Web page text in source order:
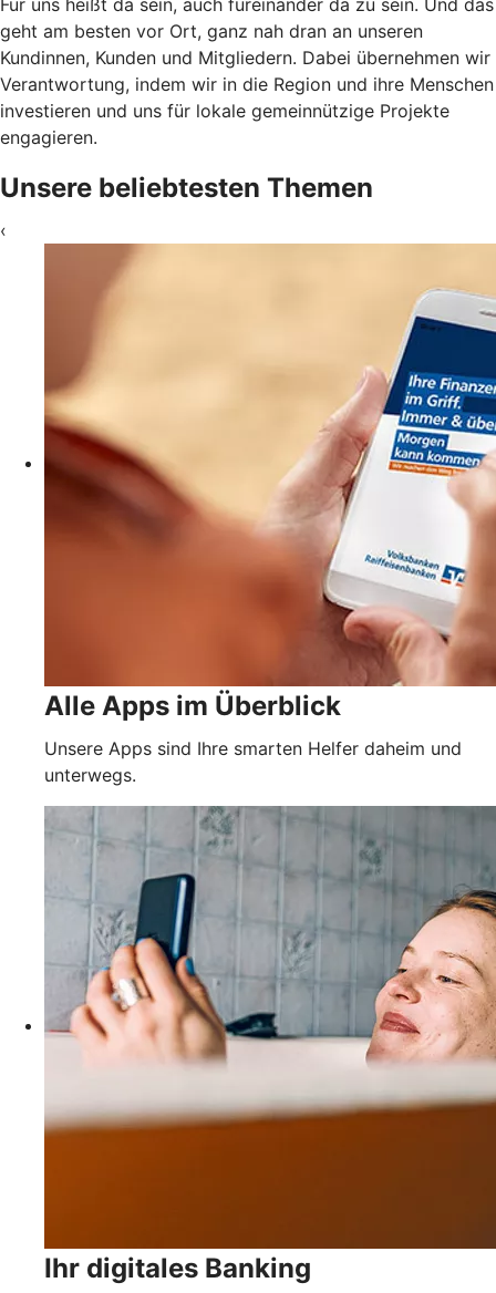
geht am besten vor Ort, ganz nah dran an unseren
Kundinnen, Kunden und Mitgliedern. Dabei übernehmen wir
Verantwortung, indem wir in die Region und ihre Menschen
investieren und uns für lokale gemeinnützige Projekte
engagieren.
Unsere beliebtesten Themen
‹
Alle Apps im Überblick
Unsere Apps sind Ihre smarten Helfer daheim und
unterwegs.
Ihr digitales Banking